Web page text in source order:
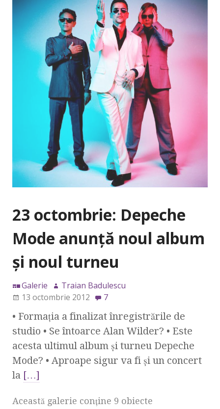
23 octombrie: Depeche
Mode anunţă noul album
şi noul turneu
Galerie
Traian Badulescu
13 octombrie 2012
7
• Formaţia a finalizat înregistrările de
studio • Se întoarce Alan Wilder? • Este
acesta ultimul album şi turneu Depeche
Mode? • Aproape sigur va fi şi un concert
la […]
Această galerie conţine 9 obiecte